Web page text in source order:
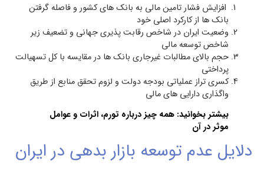
افزایش فشار تامین مالی به بانک های کشور و فاصله گرفتن
بانک ها از کارکرد اصلی خود
وضعیت ایران در شاخص رقابت پذیری جهانی و تضعیف زیر
شاخص توسعه مالی
حجم بالای مطالبات غیرجاری بانک ها در مقایسه با کل تسهیالت
پرداختی
کسری تراز عملیاتی بودجه دولت و لزوم تحقق منابع از طریق
واگذاری دارایی های مالی
بیشتر بخوانید: همه چیز درباره تورم، اثرات و عوامل
موثر در آن
دلایل عدم توسعه بازار بدهی در ایران